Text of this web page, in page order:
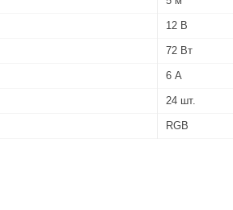
12 В
72 Вт
6 А
24 шт.
RGB